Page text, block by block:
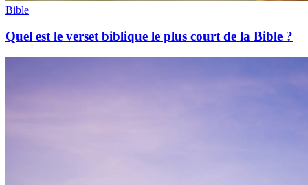
Bible
Quel est le verset biblique le plus court de la Bible ?